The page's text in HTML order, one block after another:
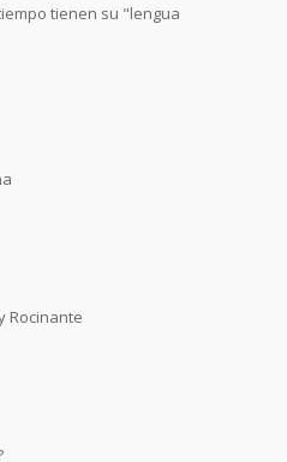
tienen su "lengua
Rocinante